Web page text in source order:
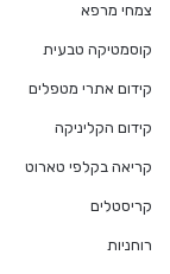
צמחי מרפא
קוסמטיקה טבעית
קידום אתרי מטפלים
קידום הקליניקה
קריאה בקלפי טארוט
קריסטלים
רוחניות